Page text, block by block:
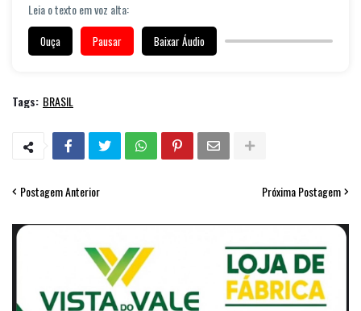
Leia o texto em voz alta:
Ouça Pausar Baixar Áudio
Tags: BRASIL
Postagem Anterior Próxima Postagem